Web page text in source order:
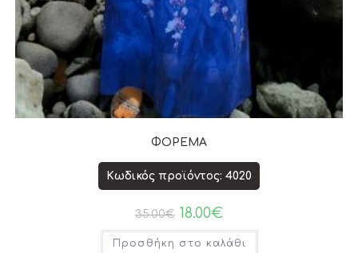
ΦΟΡΕΜΑ
Κωδικός προϊόντος: 4020
35.00€ 18.00€
Προσθήκη στο καλάθι